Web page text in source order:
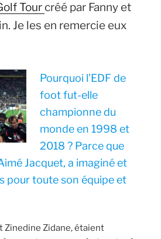
Tour créé par Fanny et
Je les en remercie eux
Pourquoi l’EDF de
foot fut-elle
championne du
monde en 1998 et
2018 ? Parce que
Jacquet, a imaginé et
pour toute son équipe et
Zinedine Zidane, étaient